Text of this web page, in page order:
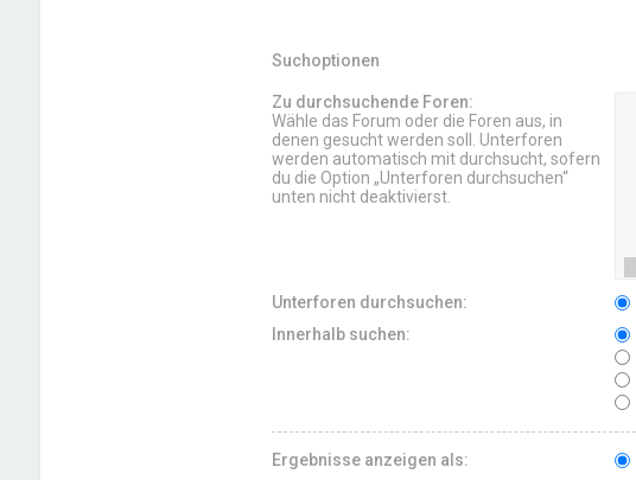
Suchoptionen
Zu durchsuchende Foren:
Wähle das Forum oder die Foren aus, in
denen gesucht werden soll. Unterforen
werden automatisch mit durchsucht, sofern
du die Option „Unterforen durchsuchen“
unten nicht deaktivierst.
Unterforen durchsuchen:
Innerhalb suchen:
Ergebnisse anzeigen als: